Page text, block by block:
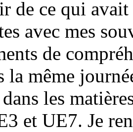
de ce qui
avec mes
de
la même
les
et UE7. Je